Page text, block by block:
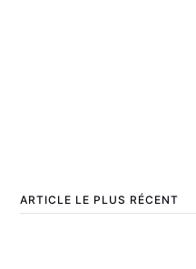
ARTICLE LE PLUS RÉCENT